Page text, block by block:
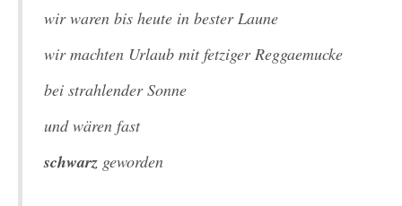
wir waren bis heute in bester Laune
wir machten Urlaub mit fetziger Reggaemucke
bei strahlender Sonne
und wären fast
schwarz geworden